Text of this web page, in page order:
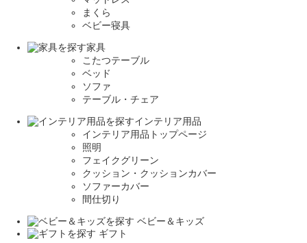
まくら
ベビー寝具
家具
こたつテーブル
ベッド
ソファ
テーブル・チェア
インテリア用品
インテリア用品トップページ
照明
フェイクグリーン
クッション・クッションカバー
ソファーカバー
間仕切り
ベビー＆キッズ
ギフト